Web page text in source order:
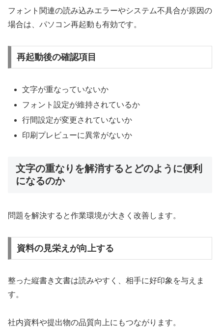
フォント関連の読み込みエラーやシステム不具合が原因の
場合は、パソコン再起動も有効です。
再起動後の確認項目
文字が重なっていないか
フォント設定が維持されているか
行間設定が変更されていないか
印刷プレビューに異常がないか
文字の重なりを解消するとどのように便利
になるのか
問題を解決すると作業環境が大きく改善します。
資料の見栄えが向上する
整った縦書き文書は読みやすく、相手に好印象を与えま
す。
社内資料や提出物の品質向上にもつながります。